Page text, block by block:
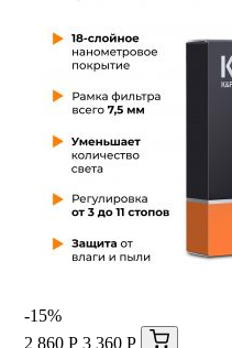
-15%
2 860 Р 3 360 Р